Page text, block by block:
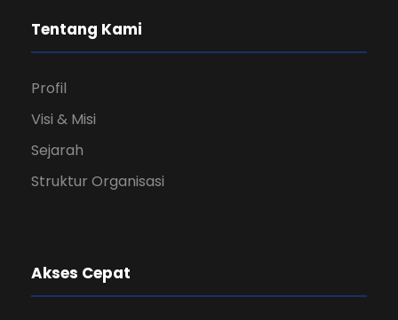
Tentang Kami
Profil
Visi & Misi
Sejarah
Struktur Organisasi
Akses Cepat